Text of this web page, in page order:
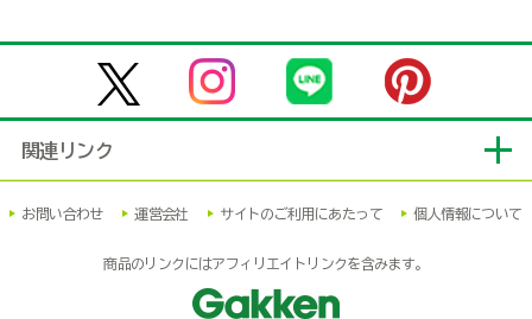
関連リンク
お問い合わせ 運営会社 サイトのご利用にあたって 個人情報について
商品のリンクにはアフィリエイトリンクを含みます。